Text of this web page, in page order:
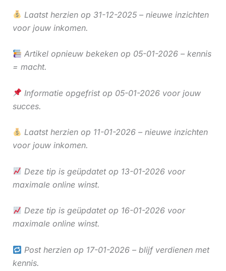
Laatst herzien op 31-12-2025 – nieuwe inzichten
voor jouw inkomen.
Artikel opnieuw bekeken op 05-01-2026 – kennis
= macht.
Informatie opgefrist op 05-01-2026 voor jouw
succes.
Laatst herzien op 11-01-2026 – nieuwe inzichten
voor jouw inkomen.
Deze tip is geüpdatet op 13-01-2026 voor
maximale online winst.
Deze tip is geüpdatet op 16-01-2026 voor
maximale online winst.
Post herzien op 17-01-2026 – blijf verdienen met
kennis.